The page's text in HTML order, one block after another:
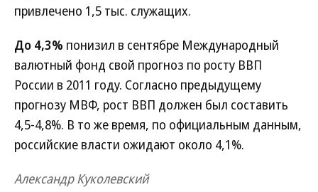
привлечено 1,5 тыс. служащих.
До 4,3% понизил в сентябре Международный
валютный фонд свой прогноз по росту ВВП
России в 2011 году. Согласно предыдущему
прогнозу МВФ, рост ВВП должен был составить
4,5-4,8%. В то же время, по официальным данным,
российские власти ожидают около 4,1%.
Александр Куколевский